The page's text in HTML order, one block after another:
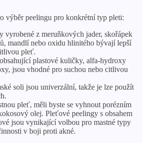
výběr peelingu pro konkrétní typ pleti:
vyrobené z meruňkových jader, skořápek
mandlí nebo oxidu hlinitého bývají lepší
pleť.
plastové kuličky, alfa-hydroxy
jsou vhodné pro suchou nebo citlivou
soli jsou univerzální, takže je lze použít
pleť, měli byste se vyhnout porézním
olej. Pleťové peelingy s obsahem
jsou vynikající volbou pro mastné typy
v boji proti akné.